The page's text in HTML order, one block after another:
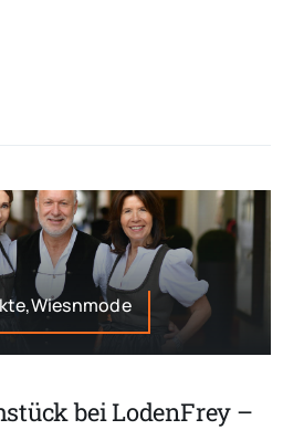
bei LodenFrey –